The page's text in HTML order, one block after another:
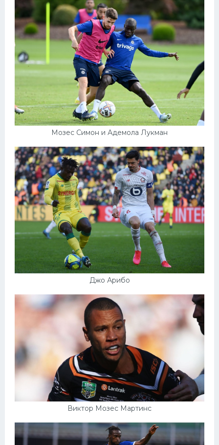
Мозес Симон и Адемола Лукман
Джо Арибо
Виктор Мозес Мартинс